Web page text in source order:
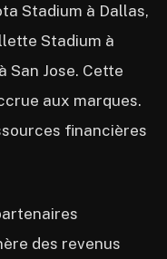
Stadium à Dallas,
Stadium à
San Jose. Cette
aux marques.
financières
des revenus